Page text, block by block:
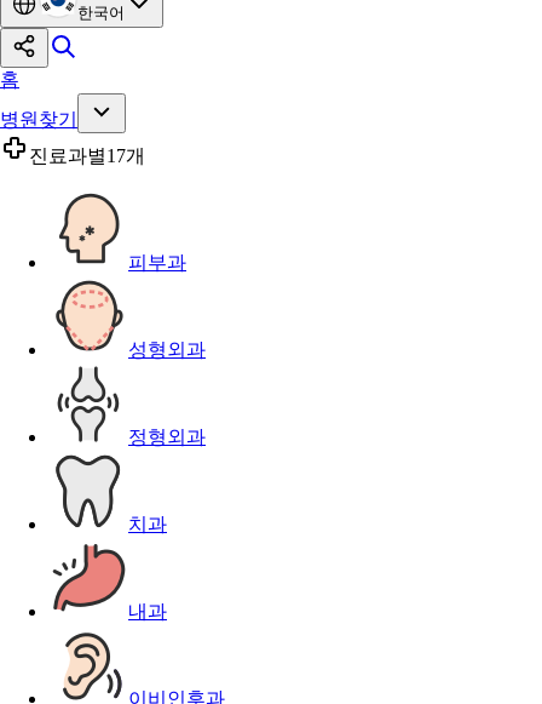
한국어
홈
병원찾기
진료과별17개
피부과
성형외과
정형외과
치과
내과
이비인후과